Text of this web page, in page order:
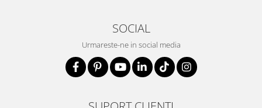
SOCIAL
Urmareste-ne in social media